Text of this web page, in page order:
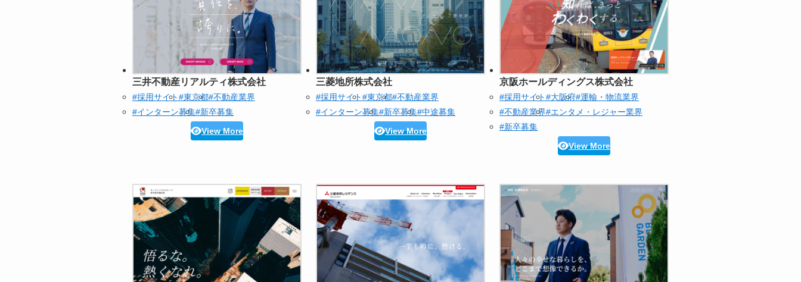
三井不動産リアルティ株式会社
#採用サイト#東京都#不動産業界
#インターン募集#新卒募集
View More
三菱地所株式会社
#採用サイト#東京都#不動産業界
#インターン募集#新卒募集#中途募集
View More
京阪ホールディングス株式会社
#採用サイト#大阪府#運輸・物流業界
#不動産業界#エンタメ・レジャー業界
#新卒募集
View More